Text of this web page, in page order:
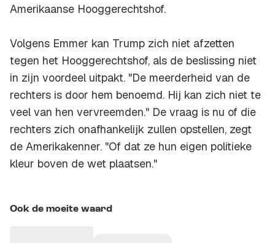
Amerikaanse Hooggerechtshof.
Volgens Emmer kan Trump zich niet afzetten
tegen het Hooggerechtshof, als de beslissing niet
in zijn voordeel uitpakt. "De meerderheid van de
rechters is door hem benoemd. Hij kan zich niet te
veel van hen vervreemden." De vraag is nu of die
rechters zich onafhankelijk zullen opstellen, zegt
de Amerikakenner. "Of dat ze hun eigen politieke
kleur boven de wet plaatsen."
Ook de moeite waard